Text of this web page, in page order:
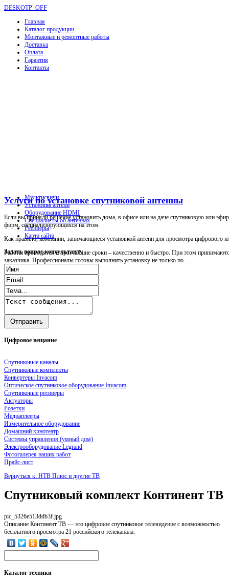
DESKOTP_OFF
Главная
Каталог продукции
Монтажные и ремонтные работы
Доставка
Оплата
Гарантия
Контакты
Услуги по установке спутниковой антенны
Если вы приняли решение установить дома, в офисе или на даче спутниковую или
фирм, специализирующихся на этом.
Как правило, компании, занимающиеся установкой антенн для просмотра цифрового
Работы проводятся в кратчайшие сроки – качественно и быстро. При этом
заказчика. Профессионалы готовы выполнить установку не только по ...
Мультисвичи
Установка антенн
Оборудование HDMI
Специалисты об антеннах
Ресиверы
Карта сайта
Задатьвопрос консультанту
Цифровое вещание
Спутниковые каналы
Спутниковые комплекты
Конвертеры Invacom
Оптическое спутниковое оборудование Invacom
Спутниковые ресиверы
Актуаторы
Розетки
Медиаплееры
Измерительное оборудование
Домашний кинотеатр
Системы управления (умный дом)
Электрооборудование Legrand
Фотогалерея наших работ
Прайс-лист
Вернуться к: НТВ Плюс и другие ТВ
Спутниковый комплект Континент ТВ
pic_5326e513ddb3f.jpg
Описание Континент ТВ — это цифровое спутниковое телевидение с возможностью
бесплатного просмотра 21 российского телеканала.
Каталогтехники